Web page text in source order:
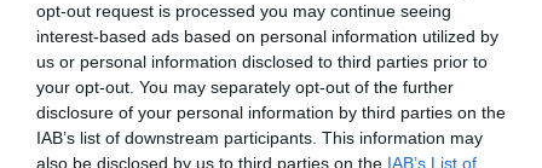
opt-out request is processed you may continue seeing
interest-based ads based on personal information utilized by
us or personal information disclosed to third parties prior to
your opt-out. You may separately opt-out of the further
disclosure of your personal information by third parties on the
IAB’s list of downstream participants. This information may
also be disclosed by us to third parties on the IAB’s List of
motius que es van tenir en compte a l’hora
d’aprovar aquestes denominacions, no deixeu de
consultar les fitxes corresponents de la
Neoloteca, el diccionari en línia que conté els
termes normalitzats en català pel TERMCAT.